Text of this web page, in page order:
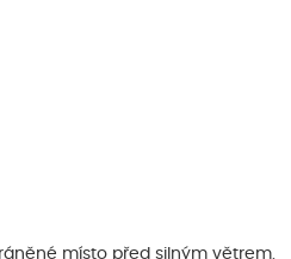
místo před silným větrem.